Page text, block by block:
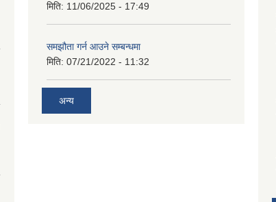
मिति: 11/06/2025 - 17:49
समझौता गर्न आउने सम्बन्धमा
मिति: 07/21/2022 - 11:32
अन्य